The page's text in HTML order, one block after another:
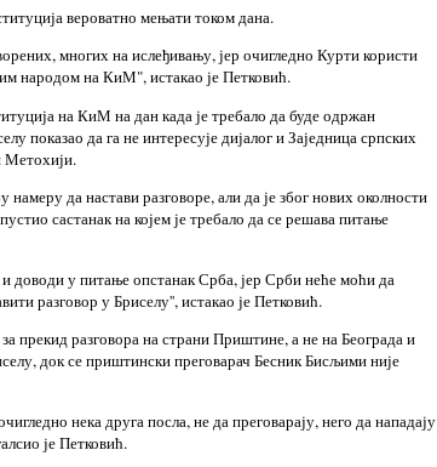
вероватно мењати током дана.
многих на ислеђивању, јер очигледно Курти користи
народом на КиМ", истакао је Петковић.
на КиМ на дан када је требало да буде одржан
показао да га не интересује дијалог и Заједница српских
Метохији.
намеру да настави разговоре, али да је због нових околности
састанак на којем је требало да се решава питање
доводи у питање опстанак Срба, јер Срби неће моћи да
разговор у Бриселу'', истакао је Петковић.
прекид разговора на страни Приштине, а не на Београда и
док се приштински преговарач Бесник Бисљими није
нека друга посла, не да преговарају, него да нападају
је Петковић.